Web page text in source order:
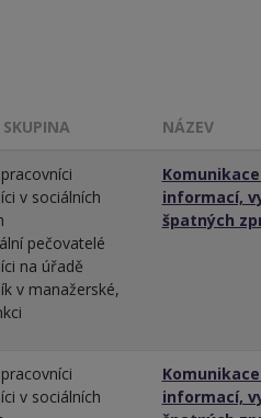
NÁZEV
v sociálních
pečovatelé
na úřadě
v manažerské,
informací,
špatných
v sociálních
informací,